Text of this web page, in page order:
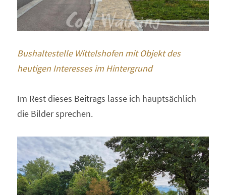
Bushaltestelle Wittelshofen mit Objekt des
heutigen Interesses im Hintergrund
Im Rest dieses Beitrags lasse ich hauptsächlich
die Bilder sprechen.